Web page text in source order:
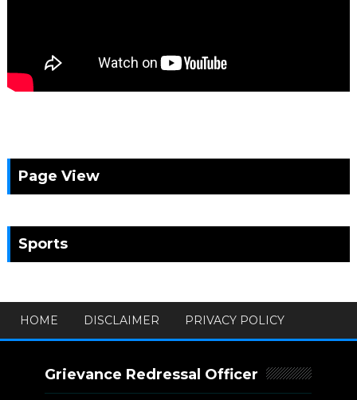
Page View
Sports
HOME DISCLAIMER PRIVACY POLICY
Grievance Redressal Officer